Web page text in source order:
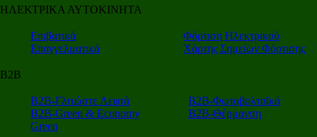
ΗΛΕΚΤΡΙΚΑ ΑΥΤΟΚΙΝΗΤΑ
Επιβατικά
Επαγγελματικά
Φόρτιση Ηλεκτρικού
Χάρτης Σημείων Φόρτισης
Β2Β
Β2Β-Γλιτώστε Λεφτά
Β2Β-Green & Economy
Green
Β2Β-Φωτοβολταϊκά
Β2Β-Θέρμανση